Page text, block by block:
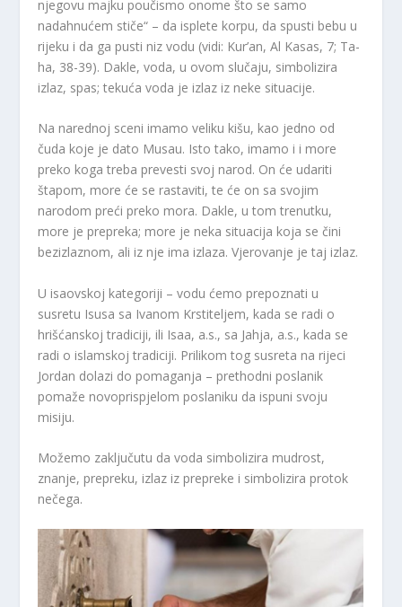
njegovu majku poučismo onome što se samo
nadahnućem stiče“ – da isplete korpu, da spusti bebu u
rijeku i da ga pusti niz vodu (vidi: Kur’an, Al Kasas, 7; Ta-
ha, 38-39). Dakle, voda, u ovom slučaju, simbolizira
izlaz, spas; tekuća voda je izlaz iz neke situacije.
Na narednoj sceni imamo veliku kišu, kao jedno od
čuda koje je dato Musau. Isto tako, imamo i i more
preko koga treba prevesti svoj narod. On će udariti
štapom, more će se rastaviti, te će on sa svojim
narodom preći preko mora. Dakle, u tom trenutku,
more je prepreka; more je neka situacija koja se čini
bezizlaznom, ali iz nje ima izlaza. Vjerovanje je taj izlaz.
U isaovskoj kategoriji – vodu ćemo prepoznati u
susretu Isusa sa Ivanom Krstiteljem, kada se radi o
hrišćanskoj tradiciji, ili Isaa, a.s., sa Jahja, a.s., kada se
radi o islamskoj tradiciji. Prilikom tog susreta na rijeci
Jordan dolazi do pomaganja – prethodni poslanik
pomaže novoprispjelom poslaniku da ispuni svoju
misiju.
Možemo zaključutu da voda simbolizira mudrost,
znanje, prepreku, izlaz iz prepreke i simbolizira protok
nečega.